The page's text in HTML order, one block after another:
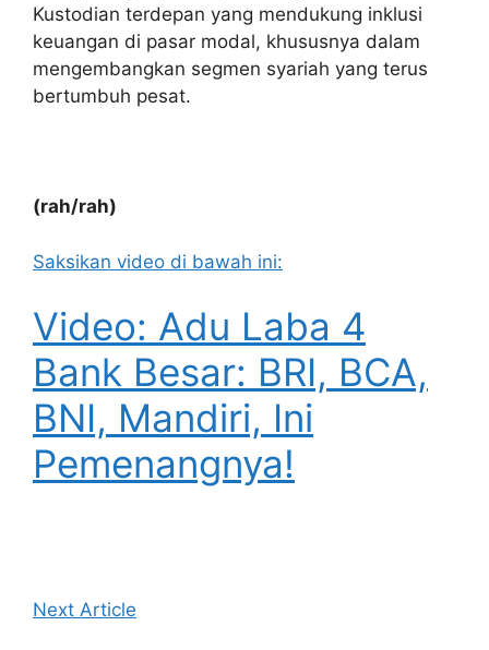
Kustodian terdepan yang mendukung inklusi
keuangan di pasar modal, khususnya dalam
mengembangkan segmen syariah yang terus
bertumbuh pesat.
(rah/rah)
Saksikan video di bawah ini:
Video: Adu Laba 4
Bank Besar: BRI, BCA,
BNI, Mandiri, Ini
Pemenangnya!
Next Article